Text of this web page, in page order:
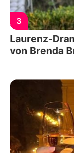
3
Laurenz-
von Brenda